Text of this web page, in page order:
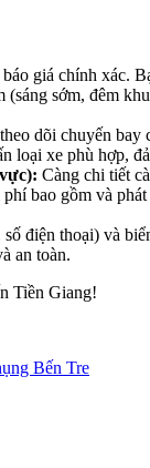
báo giá chính xác.
sớm, đêm
dõi chuyến bay
loại xe phù hợp,
Càng chi tiết
bao gồm và
điện thoại) và
an toàn.
Tiền Giang!
Bến Tre